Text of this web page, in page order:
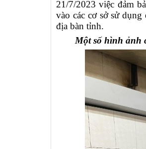
21/7/2023 việc đảm
vào các cơ sở sử
địa bàn tỉnh.
Một số hình ảnh